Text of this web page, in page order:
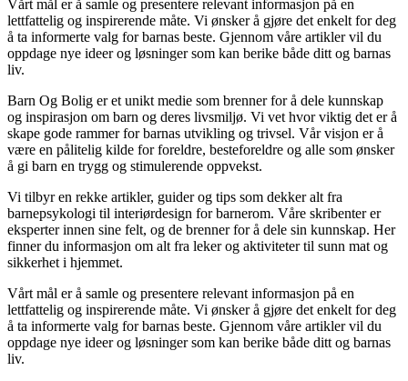
Vårt mål er å samle og presentere relevant informasjon på en
lettfattelig og inspirerende måte. Vi ønsker å gjøre det enkelt for deg
å ta informerte valg for barnas beste. Gjennom våre artikler vil du
oppdage nye ideer og løsninger som kan berike både ditt og barnas
liv.
Barn Og Bolig er et unikt medie som brenner for å dele kunnskap
og inspirasjon om barn og deres livsmiljø. Vi vet hvor viktig det er å
skape gode rammer for barnas utvikling og trivsel. Vår visjon er å
være en pålitelig kilde for foreldre, besteforeldre og alle som ønsker
å gi barn en trygg og stimulerende oppvekst.
Vi tilbyr en rekke artikler, guider og tips som dekker alt fra
barnepsykologi til interiørdesign for barnerom. Våre skribenter er
eksperter innen sine felt, og de brenner for å dele sin kunnskap. Her
finner du informasjon om alt fra leker og aktiviteter til sunn mat og
sikkerhet i hjemmet.
Vårt mål er å samle og presentere relevant informasjon på en
lettfattelig og inspirerende måte. Vi ønsker å gjøre det enkelt for deg
å ta informerte valg for barnas beste. Gjennom våre artikler vil du
oppdage nye ideer og løsninger som kan berike både ditt og barnas
liv.